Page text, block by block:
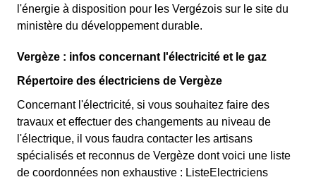
l'énergie à disposition pour les Vergézois sur le site du
ministère du développement durable.
Vergèze : infos concernant l'électricité et le gaz
Répertoire des électriciens de Vergèze
Concernant l'électricité, si vous souhaitez faire des
travaux et effectuer des changements au niveau de
l'électrique, il vous faudra contacter les artisans
spécialisés et reconnus de Vergèze dont voici une liste
de coordonnées non exhaustive : ListeElectriciens